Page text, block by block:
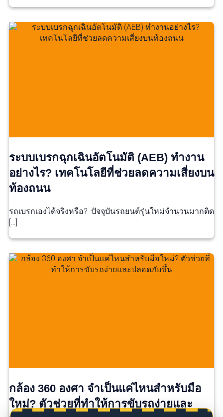
ระบบเบรกฉุกเฉินอัตโนมัติ (AEB) ทำงาน
อย่างไร? เทคโนโลยีที่ช่วยลดความเสี่ยงบน
ท้องถนน
รถเบรกเองได้จริงหรือ? ปัจจุบันรถยนต์รุ่นใหม่จำนวนมากติด
[…]
กล้อง 360 องศา จำเป็นแค่ไหนสำหรับมือ
ใหม่? ตัวช่วยที่ทำให้การขับรถง่ายและ